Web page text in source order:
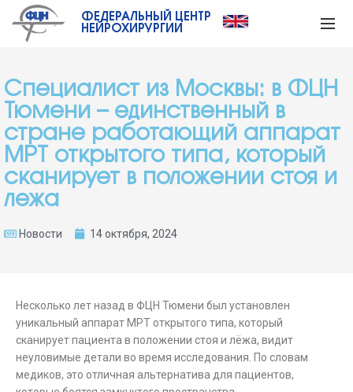
ФЕДЕРАЛЬНЫЙ ЦЕНТР
НЕЙРОХИРУРГИИ
Специалист из Москвы: в ФЦН
Тюмени – единственный в
стране работающий аппарат
МРТ открытого типа, который
сканирует в положении стоя и
лежа
Новости 14 октября, 2024
Несколько лет назад в ФЦН Тюмени был установлен
уникальный аппарат МРТ открытого типа, который
сканирует пациента в положении стоя и лёжа, видит
неуловимые детали во время исследования. По словам
медиков, это отличная альтернатива для пациентов,